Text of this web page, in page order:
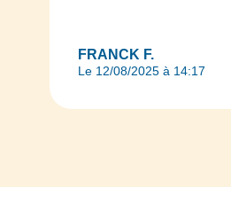
FRANCK F.
Le 12/08/2025 à 14:17